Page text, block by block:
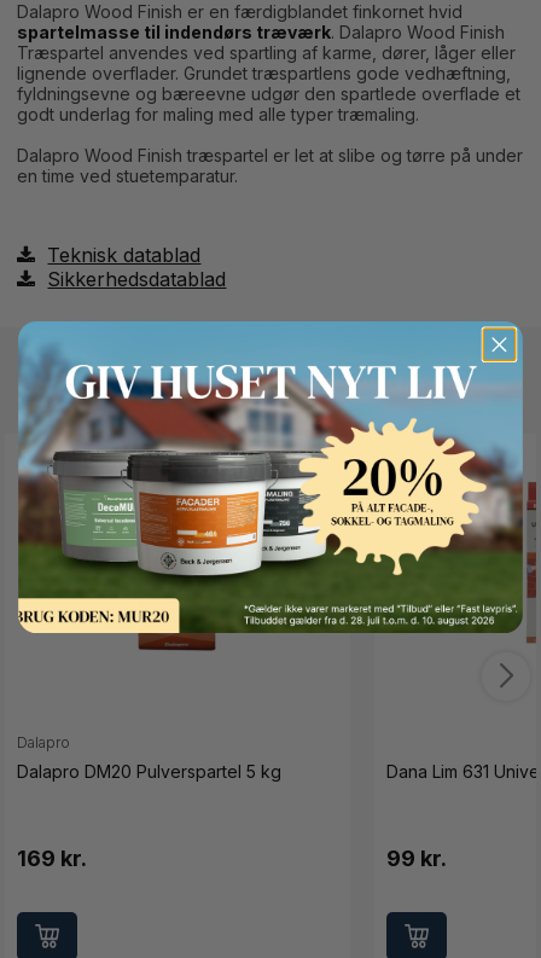
Dalapro Wood Finish er en færdigblandet finkornet hvid
spartelmasse til indendørs træværk. Dalapro Wood Finish
Træspartel anvendes ved spartling af karme, dører, låger eller
lignende overflader. Grundet træspartlens gode vedhæftning,
fyldningsevne og bæreevne udgør den spartlede overflade et
godt underlag for maling med alle typer træmaling.
Dalapro Wood Finish træspartel er let at slibe og tørre på under
en time ved stuetemparatur.
Teknisk datablad
Sikkerhedsdatablad
Andre kunder kigger også på
Dalapro
Dalapro DM20 Pulverspartel 5 kg
169 kr.
Dana Lim 631
99 kr.
Button Text